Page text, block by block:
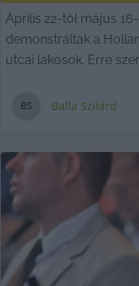
Április 22-től május
demonstráltak a
utcai lakosok. Erre
BS Balla Szilárd